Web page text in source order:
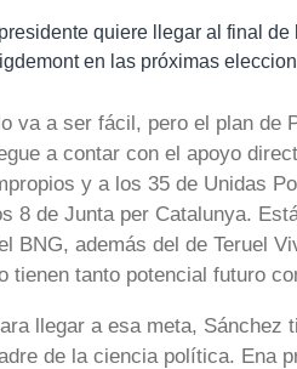
quiere llegar al final
en las próximas
va a ser fácil, pero el plan de
a contar con el apoyo
y a los 35 de Unidas
8 de Junta per Catalunya.
BNG, además del de Teruel
tienen tanto potencial futuro
llegar a esa meta, Sánchez
de la ciencia política. Ena